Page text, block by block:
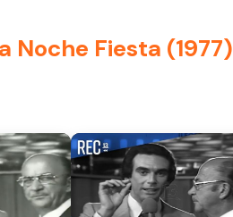
Noche Fiesta (1977)